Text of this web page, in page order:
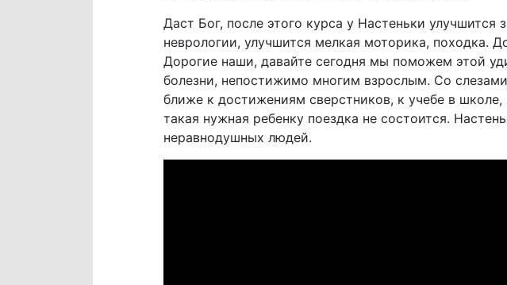
Даст Бог, после этого курса у Настеньки улучшится
неврологии, улучшится мелкая моторика, походка.
Дорогие наши, давайте сегодня мы поможем этой
болезни, непостижимо многим взрослым. Со
ближе к достижениям сверстников, к учебе в
такая нужная ребенку поездка не состоится.
неравнодушных людей.